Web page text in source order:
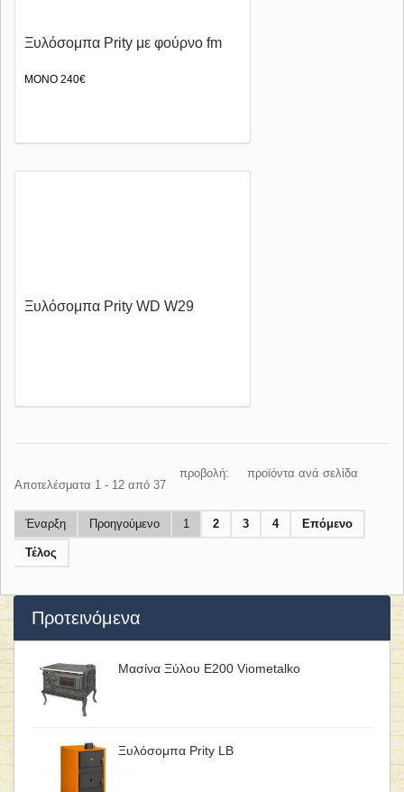
Ξυλόσομπα Prity με φούρνο fm
MONO 240€
Ξυλόσομπα Prity WD W29
Αποτελέσματα 1 - 12 από 37
προβολή: προϊόντα ανά σελίδα
Έναρξη Προηγούμενο 1 2 3 4 Επόμενο
Τέλος
Προτεινόμενα
Μασίνα Ξύλου Ε200 Viometalko
Ξυλόσομπα Prity LB